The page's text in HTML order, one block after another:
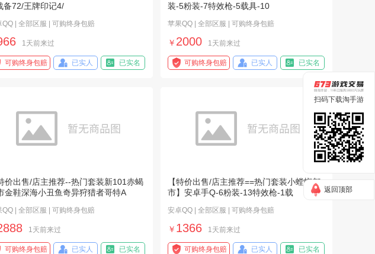
备72/王牌印记4/
QQ | 全部区服 | 可购终身包赔
1天前来过
可购终身包赔 已实人 已实名
装-5粉装-7特效枪-5载具-10
苹果QQ | 全部区服 | 可购终身包赔
￥ 2000 1天前来过
可购终身包赔 已实人 已实名
价出售/店主推荐--热门套装新101赤蝎
金鞋深海小丑鱼奇异狩猎者哥特A
QQ | 全部区服 | 可购终身包赔
1天前来过
可购终身包赔 已实人 已实名
【特价出售/店主推荐==热门套装小螳螂都
市】安卓手Q-6粉装-13特效枪-1载
安卓QQ | 全部区服 | 可购终身包赔
￥ 1366 1天前来过
可购终身包赔 已实人 已实名
扫码下载淘手游
返回顶部